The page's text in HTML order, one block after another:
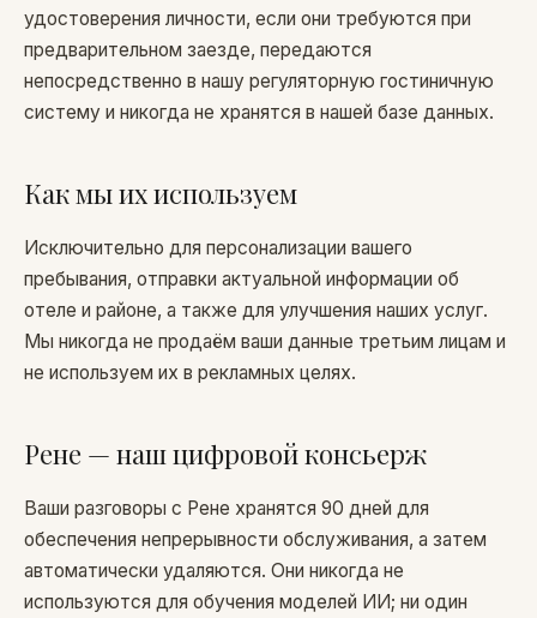
удостоверения личности, если они требуются при
предварительном заезде, передаются
непосредственно в нашу регуляторную гостиничную
систему и никогда не хранятся в нашей базе данных.
Как мы их используем
Исключительно для персонализации вашего
пребывания, отправки актуальной информации об
отеле и районе, а также для улучшения наших услуг.
Мы никогда не продаём ваши данные третьим лицам и
не используем их в рекламных целях.
Рене — наш цифровой консьерж
Ваши разговоры с Рене хранятся 90 дней для
обеспечения непрерывности обслуживания, а затем
автоматически удаляются. Они никогда не
используются для обучения моделей ИИ; ни один